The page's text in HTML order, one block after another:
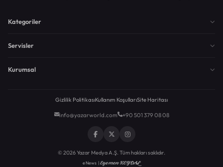
Kategoriler
Servisler
Kurumsal
Gizlilik PolitikasıKullanım KoşullarıSite Haritası
info@yazarworld.com +90 501 379 08 08
© 2026 Yazar Medya A.Ş. Tüm hakları saklıdır.
eNews |Egemen KEYDAL